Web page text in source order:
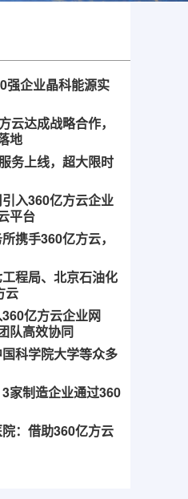
强企业晶科能源实
云达成战略合作，
地
务上线，超大限时
入360亿方云企业
平台
携手360亿方云，
程局、北京石油化
云
亿方云企业网
队高效协同
科学院大学等众多
家制造企业通过360
：借助360亿方云